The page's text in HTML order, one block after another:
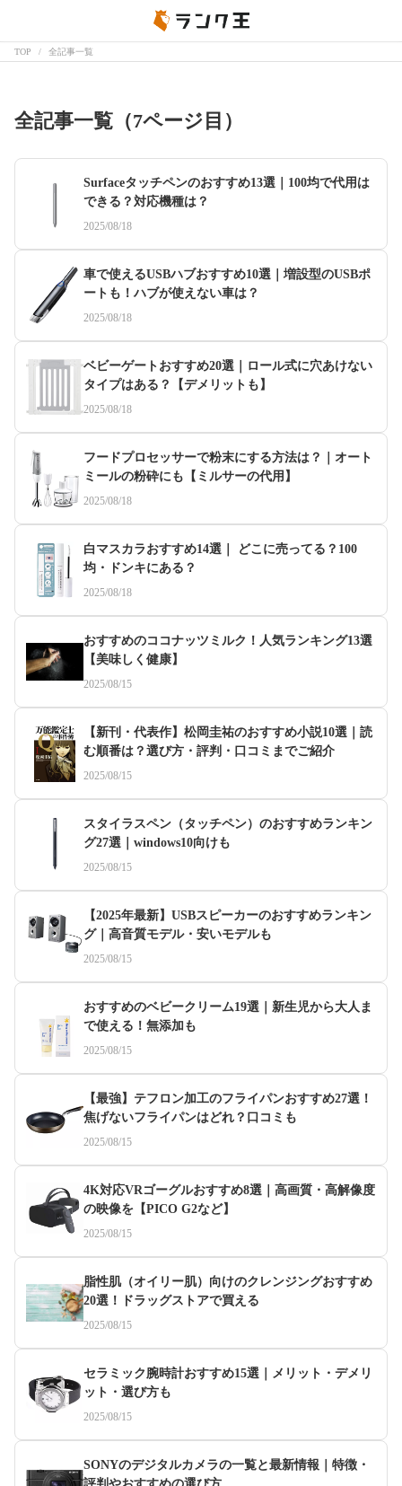
TOP 全記事一覧
全記事一覧（7ページ目）
Surfaceタッチペンのおすすめ13選｜100均で代用は
できる？対応機種は？
2025/08/18
車で使えるUSBハブおすすめ10選｜増設型のUSBポ
ートも！ハブが使えない車は？
2025/08/18
ベビーゲートおすすめ20選｜ロール式に穴あけない
タイプはある？【デメリットも】
2025/08/18
フードプロセッサーで粉末にする方法は？｜オート
ミールの粉砕にも【ミルサーの代用】
2025/08/18
白マスカラおすすめ14選｜ どこに売ってる？100
均・ドンキにある？
2025/08/18
おすすめのココナッツミルク！人気ランキング13選
【美味しく健康】
2025/08/15
【新刊・代表作】松岡圭祐のおすすめ小説10選｜読
む順番は？選び方・評判・口コミまでご紹介
2025/08/15
スタイラスペン（タッチペン）のおすすめランキン
グ27選｜windows10向けも
2025/08/15
【2025年最新】USBスピーカーのおすすめランキン
グ｜高音質モデル・安いモデルも
2025/08/15
おすすめのベビークリーム19選｜新生児から大人ま
で使える！無添加も
2025/08/15
【最強】テフロン加工のフライパンおすすめ27選！
焦げないフライパンはどれ？口コミも
2025/08/15
4K対応VRゴーグルおすすめ8選｜高画質・高解像度
の映像を【PICO G2など】
2025/08/15
脂性肌（オイリー肌）向けのクレンジングおすすめ
20選！ドラッグストアで買える
2025/08/15
セラミック腕時計おすすめ15選｜メリット・デメリ
ット・選び方も
2025/08/15
SONYのデジタルカメラの一覧と最新情報｜特徴・